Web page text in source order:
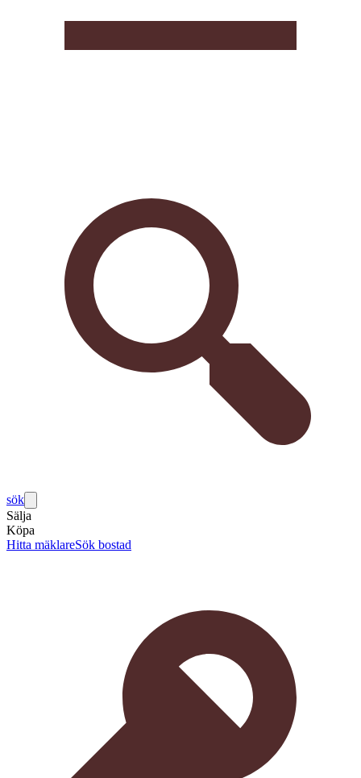
sök
Sälja
Köpa
Hitta mäklareSök bostad